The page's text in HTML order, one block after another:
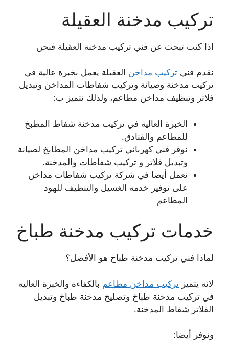
تركيب مدخنة العقيلة
اذا كنت تبحث عن فني تركيب مدخنة العقيلة فنحن
نقدم فني تركيب مداخن العقيلة يعمل بخبرة عالية في
تركيب مدخنة وصيانة وتركيب شفاطات المداخن وتبديل
فلاتر وتنظيف مداخن مطاعم، ولذلك نتميز ب:
الخبرة العالية في تركيب مدخنة شفاط المطبخ
للمطاعم والفنادق.
نوفر فني كهربائي تركيب مداخن المطابخ لصيانة
وتبديل فلاتر و تركيب شفاطات والمدخنة.
نعمل أيضا في شركة تركيب شفاطات مداخن
على توفير خدمة الغسيل والتنظيف للهود
المطاعم
خدمات تركيب مدخنة طباخ
لماذا فني تركيب مدخنة طباخ هو الأفضل؟
لانة يتميز تركيب مداخن مطاعم بالكفاءة والخبرة العالية
في تركيب مدخنة طباخ وتصليح مدخنة طباخ وتبديل
الفلاتر شفاط المدخنة.
ونوفر أيضا: